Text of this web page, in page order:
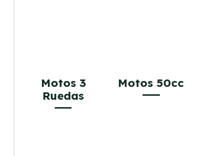
Motos 3
Ruedas
Motos 50cc